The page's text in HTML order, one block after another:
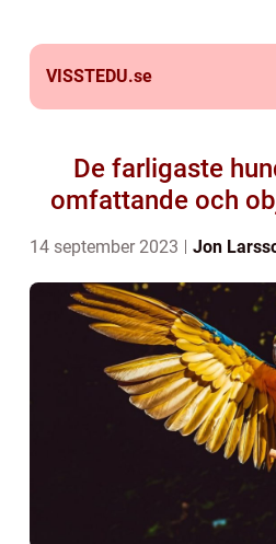
VISSTEDU.se
De farligaste
omfattande och
14 september 2023 Jon